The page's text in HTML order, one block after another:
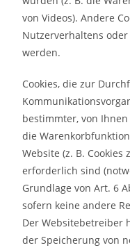
von Videos). Andere
Nutzerverhaltens
werden.
Cookies, die zur
bestimmter, von
die
Website (z. B.
erforderlich sind
Grundlage von Art. 6
sofern keine andere
Der Websitebetreiber
der Speicherung von